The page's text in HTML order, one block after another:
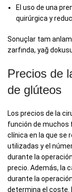
El uso de una
quirúrgica y
Sonuçlar tam
zarfında, yağ
Precios de
de glúteos
Los precios de la
función de muchos
clínica en la que se
utilizadas y el
durante la
precio. Además, la
durante la
determina el coste.